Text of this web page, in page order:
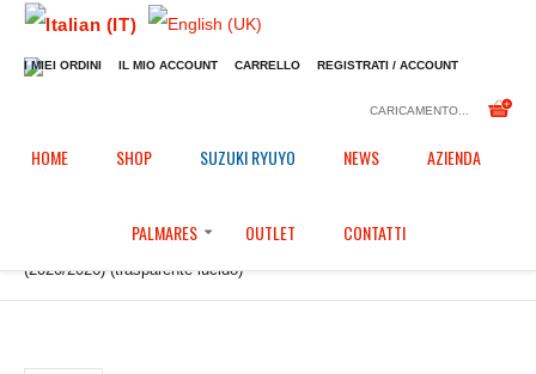
I MIEI ORDINI IL MIO ACCOUNT CARRELLO REGISTRATI / ACCOUNT
CARICAMENTO...
HOME SHOP SUZUKI RYUYO NEWS AZIENDA
PALMARES OUTLET CONTATTI
Home Shop / Carene in fibra di Carbonio /
(2020/2026) (trasparente lucido)